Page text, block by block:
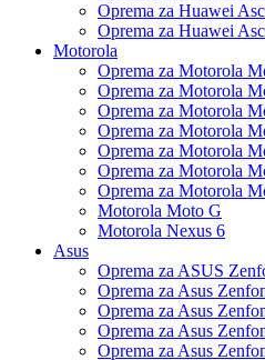
Oprema za Huawei
Oprema za Huawei
Motorola
Oprema za Motorola
Oprema za Motorola
Oprema za Motorola
Oprema za Motorola
Oprema za Motorola
Oprema za Motorola
Oprema za Motorola
Motorola Moto G
Motorola Nexus 6
Asus
Oprema za ASUS
Oprema za Asus
Oprema za Asus
Oprema za Asus
Oprema za Asus